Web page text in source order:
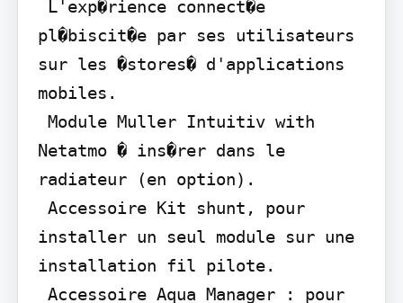
pl�biscit�e par ses utilisateurs
sur les �stores� d'applications
mobiles.
Netatmo � ins�rer dans le
radiateur (en option).
installer un seul module sur une
installation fil pilote.